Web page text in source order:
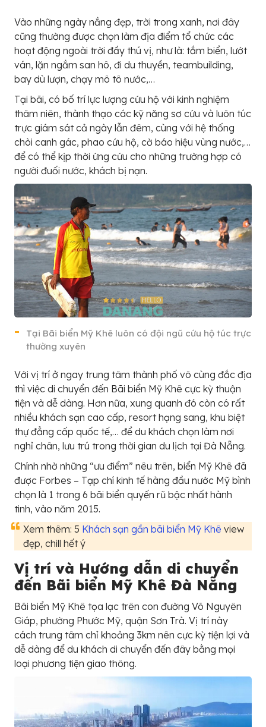
Vào những ngày nắng đẹp, trời trong xanh, nơi đây
cũng thường được chọn làm địa điểm tổ chức các
hoạt động ngoài trời đầy thú vị, như là: tắm biển, lướt
ván, lặn ngắm san hô, đi du thuyền, teambuilding,
bay dù lượn, chạy mô tô nước,…
Tại bãi, có bố trí lực lượng cứu hộ với kinh nghiệm
thâm niên, thành thạo các kỹ năng sơ cứu và luôn túc
trực giám sát cả ngày lẫn đêm, cùng với hệ thống
chòi canh gác, phao cứu hộ, cờ báo hiệu vùng nước,…
để có thể kịp thời ứng cứu cho những trường hợp có
người đuối nước, khách bị nạn.
Tại Bãi biển Mỹ Khê luôn có đội ngũ cứu hộ túc trực
thường xuyên
Với vị trí ở ngay trung tâm thành phố vô cùng đắc địa
thì việc di chuyển đến Bãi biển Mỹ Khê cực kỳ thuận
tiện và dễ dàng. Hơn nữa, xung quanh đó còn có rất
nhiều khách sạn cao cấp, resort hạng sang, khu biệt
thự đẳng cấp quốc tế,… để du khách chọn làm nơi
nghỉ chân, lưu trú trong thời gian du lịch tại Đà Nẵng.
Chính nhờ những “ưu điểm” nêu trên, biển Mỹ Khê đã
được Forbes – Tạp chí kinh tế hàng đầu nước Mỹ bình
chọn là 1 trong 6 bãi biển quyến rũ bậc nhất hành
tinh, vào năm 2015.
Xem thêm: 5 Khách sạn gần bãi biển Mỹ Khê view
đẹp, chill hết ý
Vị trí và Hướng dẫn di chuyển
đến Bãi biển Mỹ Khê Đà Nẵng
Bãi biển Mỹ Khê tọa lạc trên con đường Võ Nguyên
Giáp, phường Phước Mỹ, quận Sơn Trà. Vị trí này
cách trung tâm chỉ khoảng 3km nên cực kỳ tiện lợi và
dễ dàng để du khách di chuyển đến đây bằng mọi
loại phương tiện giao thông.